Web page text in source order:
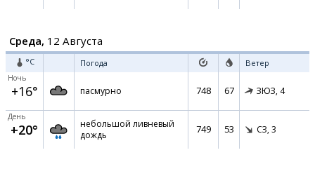
Среда, 12 Августа
°C Погода Ветер
Ночь
+16° пасмурно 748 67 ЗЮЗ, 4
День
+20°
небольшой ливневый
дождь
749 53 СЗ, 3